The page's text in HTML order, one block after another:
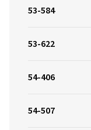
53-584
53-622
54-406
54-507